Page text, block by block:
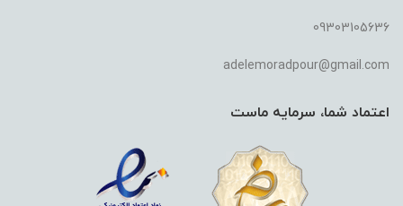
09303105636
adelemoradpour@gmail.com
اعتماد شما، سرمایه ماست